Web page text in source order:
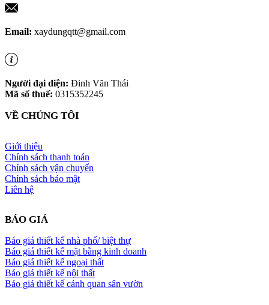
Email: xaydungqtt@gmail.com
Người đại diện: Đinh Văn Thái
Mã số thuế: 0315352245
VỀ CHÚNG TÔI
Giới thiệu
Chính sách thanh toán
Chính sách vận chuyển
Chính sách bảo mật
Liên hệ
BÁO GIÁ
Báo giá thiết kế nhà phố/ biệt thự
Báo giá thiết kế mặt bằng kinh doanh
Báo giá thiết kế ngoại thất
Báo giá thiết kế nội thất
Báo giá thiết kế cảnh quan sân vườn